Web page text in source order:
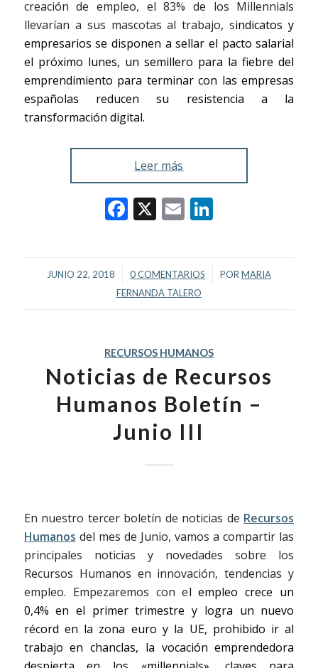
creación de empleo, el 83% de los Millennials
llevarían a sus mascotas al trabajo, sindicatos y
empresarios se disponen a sellar el pacto salarial
el próximo lunes, un semillero para la fiebre del
emprendimiento para terminar con las empresas
españolas reducen su resistencia a la
transformación digital.
Leer más
Facebook
X EmailLinkedIn
JUNIO 22, 2018
/ 0 COMENTARIOS
/ POR MARIA
FERNANDA TALERO
RECURSOS HUMANOS
Noticias de Recursos
Humanos Boletín –
Junio III
En nuestro tercer boletín de noticias de Recursos
Humanos del mes de Junio, vamos a compartir las
principales noticias y novedades sobre los
Recursos Humanos en innovación, tendencias y
empleo. Empezaremos con el empleo crece un
0,4% en el primer trimestre y logra un nuevo
récord en la zona euro y la UE, prohibido ir al
trabajo en chanclas, la vocación emprendedora